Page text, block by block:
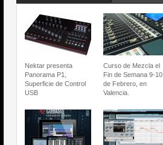
Nektar presenta
Panorama P1,
Superficie de Control
USB
Curso de Mezcla el
Fin de Semana 9-10
de Febrero, en
Valencia.